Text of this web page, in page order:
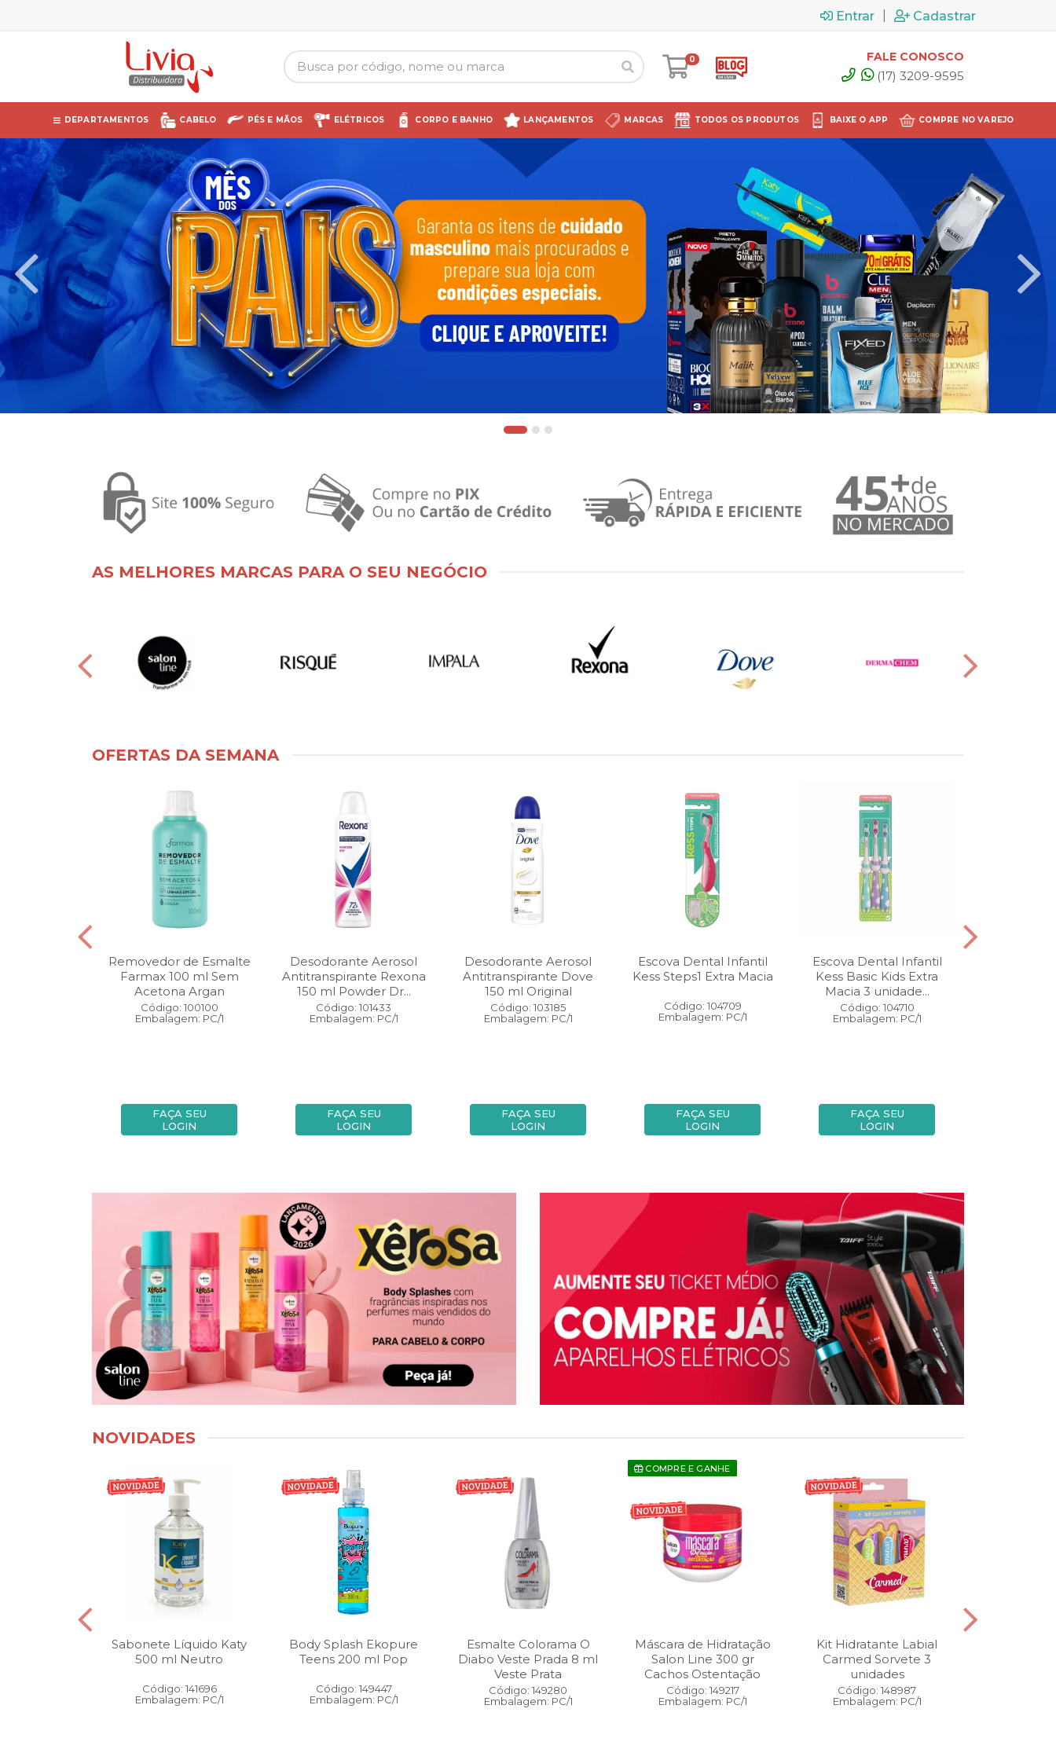
Entrar Cadastrar
0 FALE CONOSCO
(17) 3209-9595
DEPARTAMENTOS CABELO PÉS E MÃOS ELÉTRICOS CORPO E BANHO LANÇAMENTOS MARCAS TODOS OS PRODUTOS BAIXE O APP COMPRE NO VAREJO
AS MELHORES MARCAS PARA O SEU NEGÓCIO
OFERTAS DA SEMANA
Removedor de Esmalte
Farmax 100 ml Sem
Acetona Argan
Código: 100100
Embalagem: PC/1
FAÇA SEU
LOGIN
Desodorante Aerosol
Antitranspirante Rexona
150 ml Powder Dr...
Código: 101433
Embalagem: PC/1
FAÇA SEU
LOGIN
Desodorante Aerosol
Antitranspirante Dove
150 ml Original
Código: 103185
Embalagem: PC/1
FAÇA SEU
LOGIN
Escova Dental Infantil
Kess Steps1 Extra Macia
Código: 104709
Embalagem: PC/1
FAÇA SEU
LOGIN
Escova Dental Infantil
Kess Basic Kids Extra
Macia 3 unidade...
Código: 104710
Embalagem: PC/1
FAÇA SEU
LOGIN
NOVIDADES
Sabonete Líquido Katy
500 ml Neutro
Código: 141696
Embalagem: PC/1
Body Splash Ekopure
Teens 200 ml Pop
Código: 149447
Embalagem: PC/1
Esmalte Colorama O
Diabo Veste Prada 8 ml
Veste Prata
Código: 149280
Embalagem: PC/1
COMPRE E GANHE
Máscara de Hidratação
Salon Line 300 gr
Cachos Ostentação
Código: 149217
Embalagem: PC/1
Kit Hidratante Labial
Carmed Sorvete 3
unidades
Código: 148987
Embalagem: PC/1